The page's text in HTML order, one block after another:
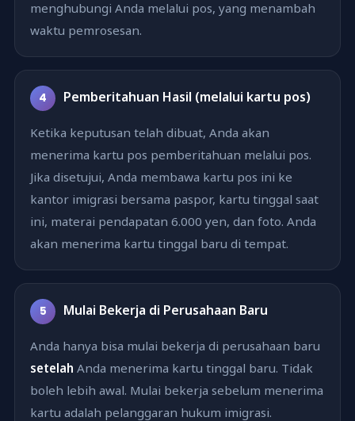
menghubungi Anda melalui pos, yang menambah
waktu pemrosesan.
4 Pemberitahuan Hasil (melalui kartu pos)
Ketika keputusan telah dibuat, Anda akan
menerima kartu pos pemberitahuan melalui pos.
Jika disetujui, Anda membawa kartu pos ini ke
kantor imigrasi bersama paspor, kartu tinggal saat
ini, materai pendapatan 6.000 yen, dan foto. Anda
akan menerima kartu tinggal baru di tempat.
5 Mulai Bekerja di Perusahaan Baru
Anda hanya bisa mulai bekerja di perusahaan baru
setelah Anda menerima kartu tinggal baru. Tidak
boleh lebih awal. Mulai bekerja sebelum menerima
kartu adalah pelanggaran hukum imigrasi.